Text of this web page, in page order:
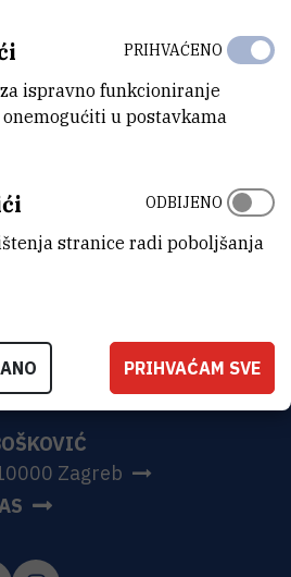
Zagreb
ispravno funkcioniranje
u postavkama
PRIHVAĆENO
stranice radi poboljšanja
ODBIJENO
PRIHVAĆAM SVE